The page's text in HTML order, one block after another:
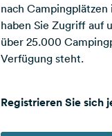
nach Campingplätzen
haben Sie Zugriff auf
über 25.000
Verfügung steht.
Registrieren Sie sich